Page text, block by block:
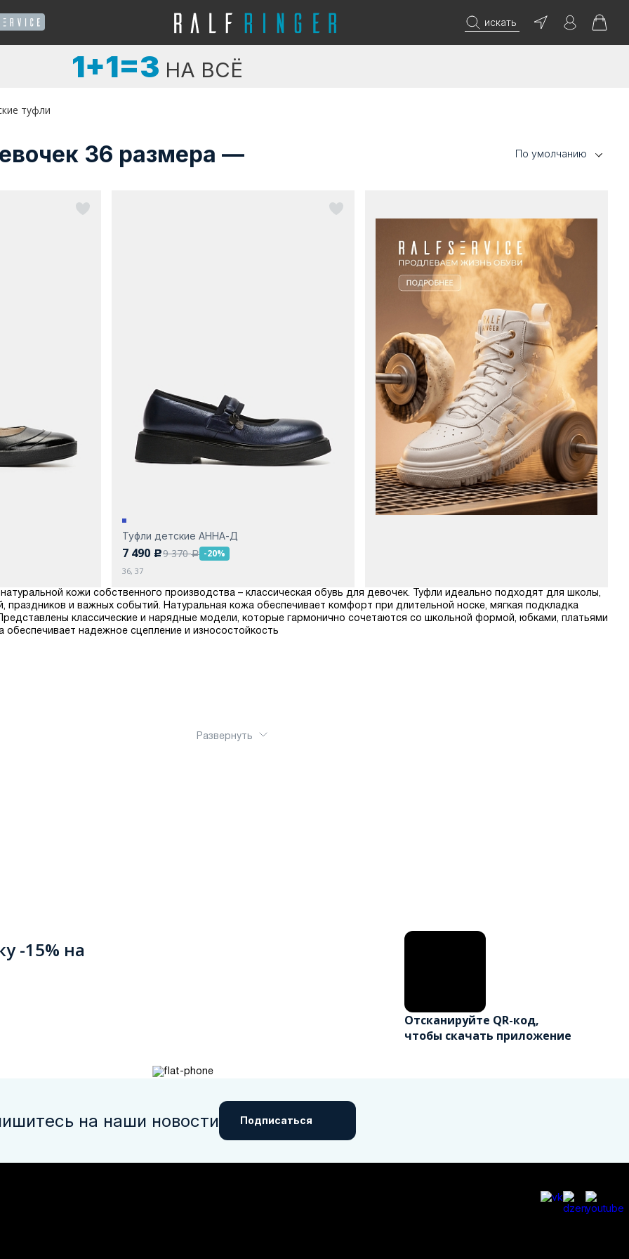
искать
1+1=3 НА ВСЁ
туфли
36 размера — По умолчанию
Туфли детские АННА-Д
7 490 c9 370a -20%
36, 37
кожи собственного производства – классическая обувь для девочек. Туфли идеально подходят для школы,
праздников и важных событий. Натуральная кожа обеспечивает комфорт при длительной носке, мягкая подкладка
классические и нарядные модели, которые гармонично сочетаются со школьной формой, юбками, платьями
надежное сцепление и износостойкость
Развернуть
-15% на
Отсканируйте QR-код,
чтобы скачать приложение
на наши новости Подписаться